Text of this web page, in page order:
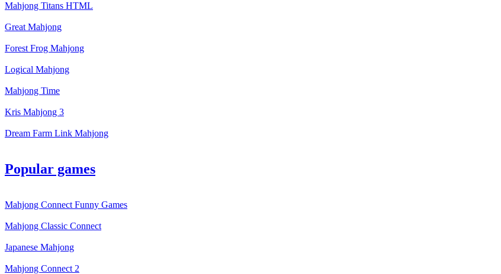
Mahjong Titans HTML
Great Mahjong
Forest Frog Mahjong
Logical Mahjong
Mahjong Time
Kris Mahjong 3
Dream Farm Link Mahjong
Popular games
Mahjong Connect Funny Games
Mahjong Classic Connect
Japanese Mahjong
Mahjong Connect 2